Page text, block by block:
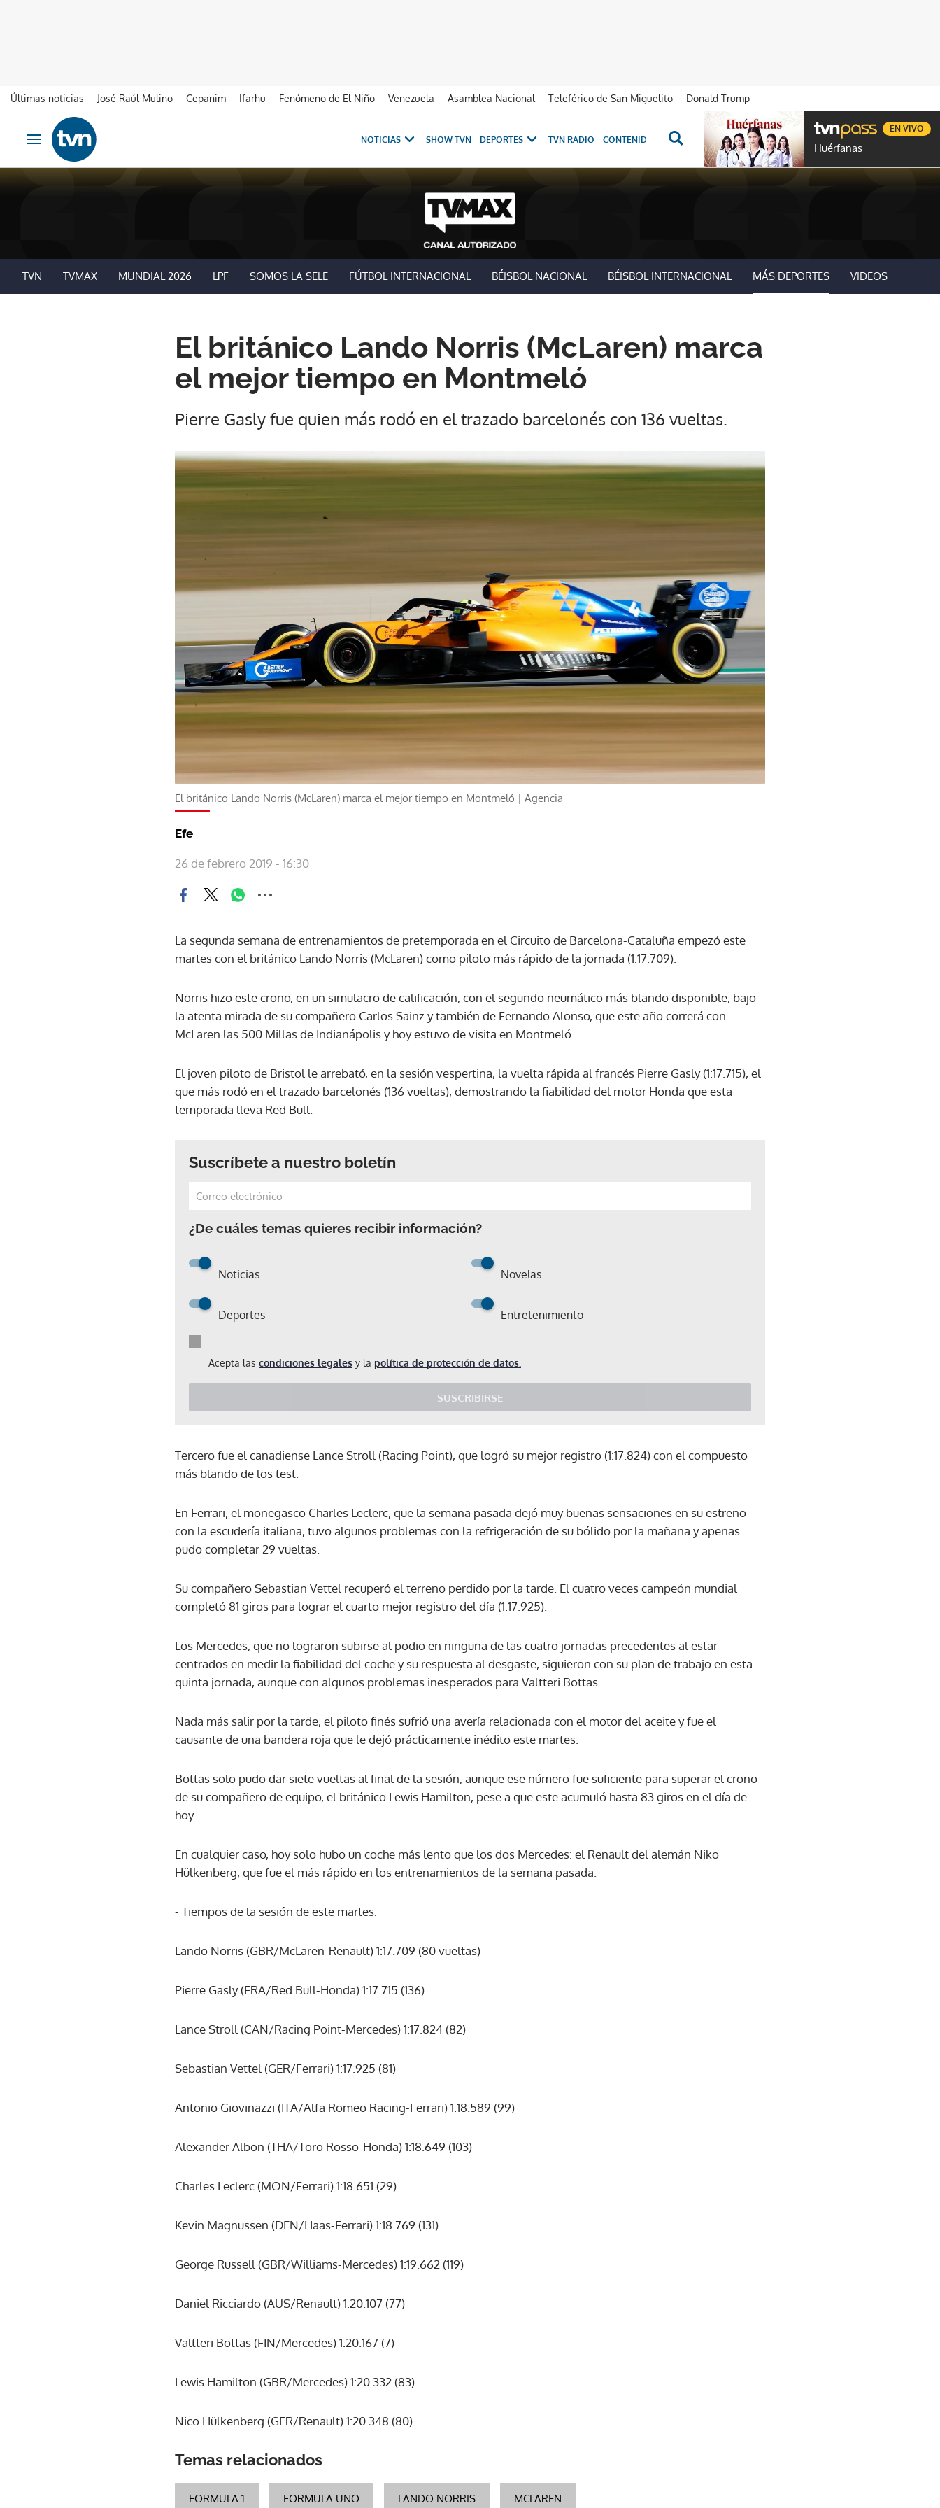
Últimas noticias José Raúl Mulino Cepanim Ifarhu Fenómeno de El Niño Venezuela Asamblea Nacional Teleférico de San Miguelito
Donald Trump
Ir al contenido
Obrir navegació
NOTICIAS SHOW TVN DEPORTES TVN RADIO CONTENIDOS ESPECIALES NOVELAS PROGRAMAS GENTE TVN
Huérfanas
EN VIVO
TVN TVMAX MUNDIAL 2026 LPF SOMOS LA SELE FÚTBOL INTERNACIONAL BÉISBOL NACIONAL BÉISBOL INTERNACIONAL MÁS DEPORTES VIDEOS
El británico Lando Norris (McLaren) marca
el mejor tiempo en Montmeló
Pierre Gasly fue quien más rodó en el trazado barcelonés con 136 vueltas.
El británico Lando Norris (McLaren) marca el mejor tiempo en Montmeló | Agencia
Efe
26 de febrero 2019 - 16:30
La segunda semana de entrenamientos de pretemporada en el Circuito de Barcelona-Cataluña empezó este
martes con el británico Lando Norris (McLaren) como piloto más rápido de la jornada (1:17.709).
Norris hizo este crono, en un simulacro de calificación, con el segundo neumático más blando disponible, bajo
la atenta mirada de su compañero Carlos Sainz y también de Fernando Alonso, que este año correrá con
McLaren las 500 Millas de Indianápolis y hoy estuvo de visita en Montmeló.
El joven piloto de Bristol le arrebató, en la sesión vespertina, la vuelta rápida al francés Pierre Gasly (1:17.715), el
que más rodó en el trazado barcelonés (136 vueltas), demostrando la fiabilidad del motor Honda que esta
temporada lleva Red Bull.
Suscríbete a nuestro boletín
¿De cuáles temas quieres recibir información?
Noticias Novelas
Deportes Entretenimiento
Acepta las condiciones legales y la política de protección de datos.
SUSCRIBIRSE
ACEPTAR
Tercero fue el canadiense Lance Stroll (Racing Point), que logró su mejor registro (1:17.824) con el compuesto
más blando de los test.
En Ferrari, el monegasco Charles Leclerc, que la semana pasada dejó muy buenas sensaciones en su estreno
con la escudería italiana, tuvo algunos problemas con la refrigeración de su bólido por la mañana y apenas
pudo completar 29 vueltas.
Su compañero Sebastian Vettel recuperó el terreno perdido por la tarde. El cuatro veces campeón mundial
completó 81 giros para lograr el cuarto mejor registro del día (1:17.925).
Los Mercedes, que no lograron subirse al podio en ninguna de las cuatro jornadas precedentes al estar
centrados en medir la fiabilidad del coche y su respuesta al desgaste, siguieron con su plan de trabajo en esta
quinta jornada, aunque con algunos problemas inesperados para Valtteri Bottas.
Nada más salir por la tarde, el piloto finés sufrió una avería relacionada con el motor del aceite y fue el
causante de una bandera roja que le dejó prácticamente inédito este martes.
Bottas solo pudo dar siete vueltas al final de la sesión, aunque ese número fue suficiente para superar el crono
de su compañero de equipo, el británico Lewis Hamilton, pese a que este acumuló hasta 83 giros en el día de
hoy.
En cualquier caso, hoy solo hubo un coche más lento que los dos Mercedes: el Renault del alemán Niko
Hülkenberg, que fue el más rápido en los entrenamientos de la semana pasada.
- Tiempos de la sesión de este martes:
Lando Norris (GBR/McLaren-Renault) 1:17.709 (80 vueltas)
Pierre Gasly (FRA/Red Bull-Honda) 1:17.715 (136)
Lance Stroll (CAN/Racing Point-Mercedes) 1:17.824 (82)
Sebastian Vettel (GER/Ferrari) 1:17.925 (81)
Antonio Giovinazzi (ITA/Alfa Romeo Racing-Ferrari) 1:18.589 (99)
Alexander Albon (THA/Toro Rosso-Honda) 1:18.649 (103)
Charles Leclerc (MON/Ferrari) 1:18.651 (29)
Kevin Magnussen (DEN/Haas-Ferrari) 1:18.769 (131)
George Russell (GBR/Williams-Mercedes) 1:19.662 (119)
Daniel Ricciardo (AUS/Renault) 1:20.107 (77)
Valtteri Bottas (FIN/Mercedes) 1:20.167 (7)
Lewis Hamilton (GBR/Mercedes) 1:20.332 (83)
Nico Hülkenberg (GER/Renault) 1:20.348 (80)
Temas relacionados
FORMULA 1 FORMULA UNO LANDO NORRIS MCLAREN